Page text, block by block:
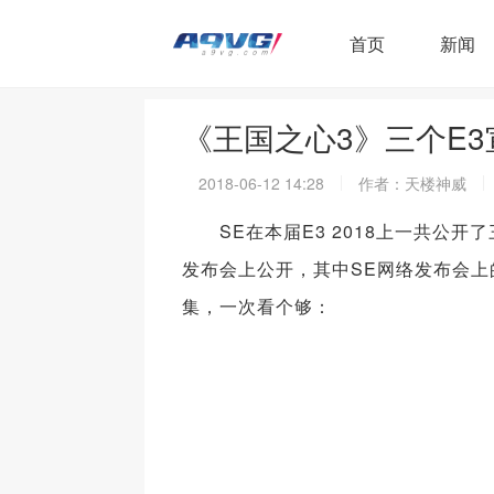
首页 新闻
《王国之心3》三个
2018-06-12 14:28 作者：天楼神威
SE在本届E3 2018上一共公开了
发布会上公开，其中SE网络发布会
集，一次看个够：